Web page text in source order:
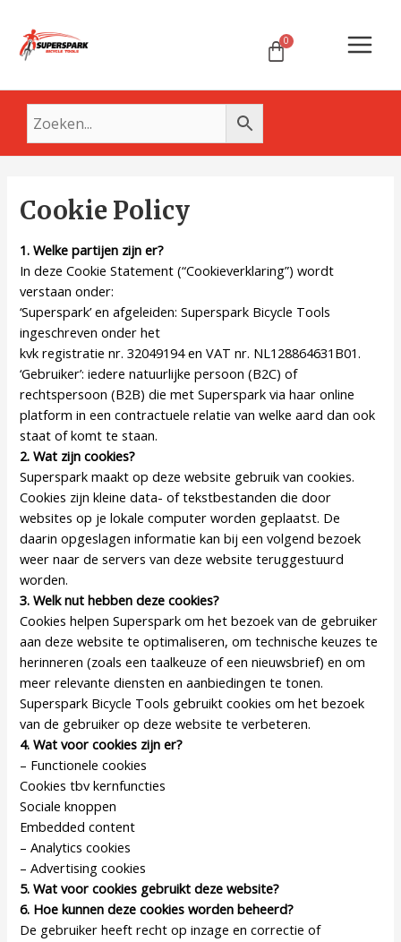
naar
Menu
Cookie Policy
1. Welke partijen zijn er?
In deze Cookie Statement (“Cookieverklaring”) wordt
verstaan onder:
‘Superspark’ en afgeleiden: Superspark Bicycle Tools
ingeschreven onder het
kvk registratie nr. 32049194 en VAT nr. NL128864631B01.
‘Gebruiker’: iedere natuurlijke persoon (B2C) of
rechtspersoon (B2B) die met Superspark via haar online
platform in een contractuele relatie van welke aard dan ook
staat of komt te staan.
2. Wat zijn cookies?
Superspark maakt op deze website gebruik van cookies.
Cookies zijn kleine data- of tekstbestanden die door
websites op je lokale computer worden geplaatst. De
daarin opgeslagen informatie kan bij een volgend bezoek
weer naar de servers van deze website teruggestuurd
worden.
3. Welk nut hebben deze cookies?
Cookies helpen Superspark om het bezoek van de gebruiker
aan deze website te optimaliseren, om technische keuzes te
herinneren (zoals een taalkeuze of een nieuwsbrief) en om
meer relevante diensten en aanbiedingen te tonen.
Superspark Bicycle Tools gebruikt cookies om het bezoek
van de gebruiker op deze website te verbeteren.
4. Wat voor cookies zijn er?
– Functionele cookies
Cookies tbv kernfuncties
Sociale knoppen
Embedded content
– Analytics cookies
– Advertising cookies
5. Wat voor cookies gebruikt deze website?
6. Hoe kunnen deze cookies worden beheerd?
De gebruiker heeft recht op inzage en correctie of